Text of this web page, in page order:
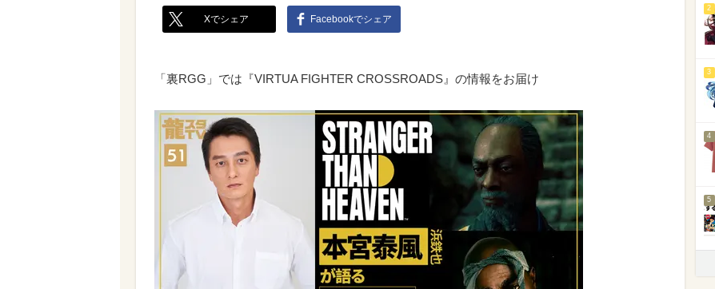
Xでシェア Facebookでシェア
「裏RGG」では『VIRTUA FIGHTER CROSSROADS』の情報をお届け
2
3
4
5